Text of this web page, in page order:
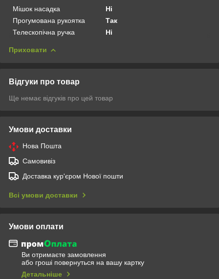
Мішок насадка
Ні
Прогумована рукоятка
Так
Телескопічна ручка
Ні
Приховати
Відгуки про товар
Ще немає відгуків про цей товар
Умови доставки
Нова Пошта
Самовивіз
Доставка кур'єром Нової пошти
Всі умови доставки
Умови оплати
Ви отримаєте замовлення
або гроші повернуться на вашу картку
Детальніше